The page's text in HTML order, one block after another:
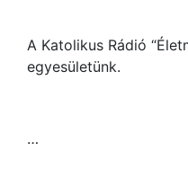
A Katolikus Rádió
egyesületünk.
…